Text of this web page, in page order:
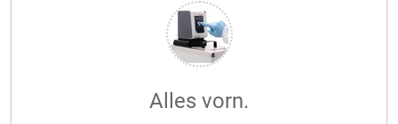
Alles vorn.